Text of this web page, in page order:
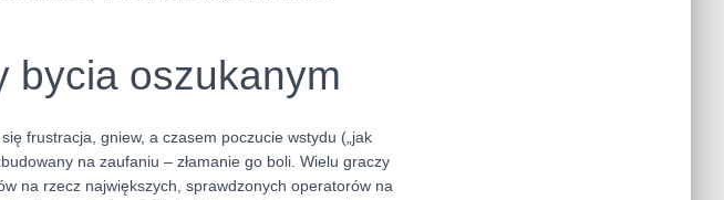
bycia oszukanym
frustracja, gniew, a czasem poczucie wstydu („jak
na zaufaniu – złamanie go boli. Wielu graczy
na rzecz największych, sprawdzonych operatorów na